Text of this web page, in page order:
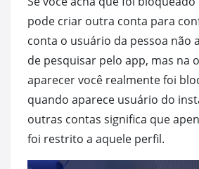
pode criar outra conta para
conta o usuário da pessoa não
de pesquisar pelo app, mas na
aparecer você realmente foi
quando aparece usuário do
outras contas significa que
foi restrito a aquele perfil.